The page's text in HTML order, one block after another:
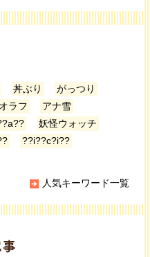
丼ぶり
がっつり
オラフ
アナ雪
妖怪ウォッチ
??i??c?i??
人気キーワード一覧